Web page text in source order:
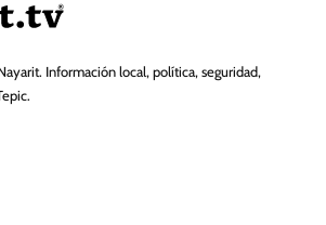
Información local, política, seguridad,